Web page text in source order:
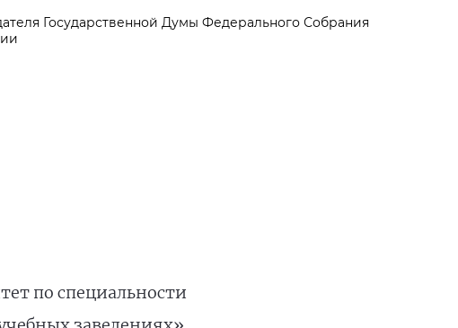
Государственной Думы Федерального Собрания
по специальности